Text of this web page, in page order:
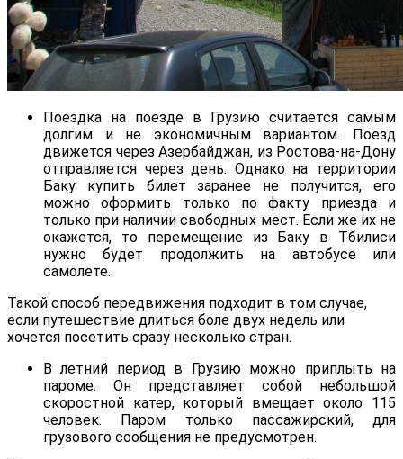
Поездка на поезде в Грузию считается самым
долгим и не экономичным вариантом. Поезд
движется через Азербайджан, из Ростова-на-Дону
отправляется через день. Однако на территории
Баку купить билет заранее не получится, его
можно оформить только по факту приезда и
только при наличии свободных мест. Если же их не
окажется, то перемещение из Баку в Тбилиси
нужно будет продолжить на автобусе или
самолете.
Такой способ передвижения подходит в том случае,
если путешествие длиться боле двух недель или
хочется посетить сразу несколько стран.
В летний период в Грузию можно приплыть на
пароме. Он представляет собой небольшой
скоростной катер, который вмещает около 115
человек. Паром только пассажирский, для
грузового сообщения не предусмотрен.